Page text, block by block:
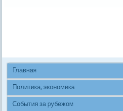
Главная
Политика, экономика
События за рубежом